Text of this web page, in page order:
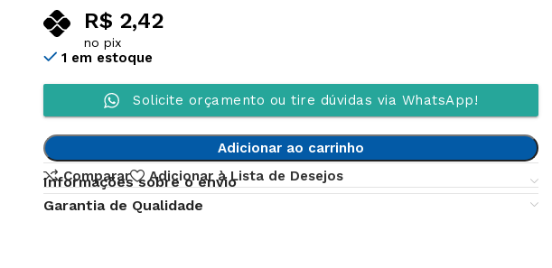
R$ 2,42
no pix
1 em estoque
Solicite orçamento ou tire dúvidas via WhatsApp!
Adicionar ao carrinho
Comparar
Adicionar à Lista de Desejos
Informações sobre o envio
Garantia de Qualidade